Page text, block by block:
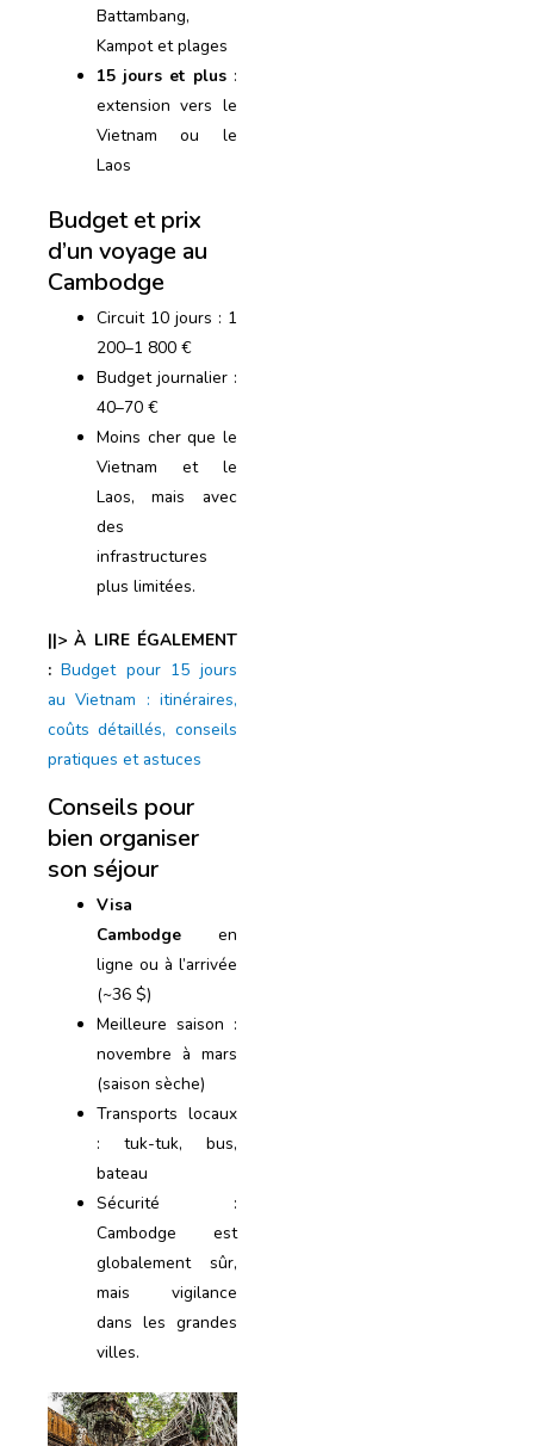
Battambang,
Kampot et plages
15 jours et plus:
extension vers le
Vietnam ou le
Laos
Budget et prix
d’un voyage au
Cambodge
Circuit 10 jours : 1
200–1 800 €
Budget journalier :
40–70 €
Moins cher que le
Vietnam et le
Laos, mais avec
des
infrastructures
plus limitées.
||> À LIRE ÉGALEMENT
: Budget pour 15 jours
au Vietnam : itinéraires,
coûts détaillés, conseils
pratiques et astuces
Conseils pour
bien organiser
son séjour
Visa
Cambodge en
ligne ou à l’arrivée
(~36 $)
Meilleure saison :
novembre à mars
(saison sèche)
Transports locaux
: tuk-tuk, bus,
bateau
Sécurité :
Cambodge est
globalement sûr,
mais vigilance
dans les grandes
villes.